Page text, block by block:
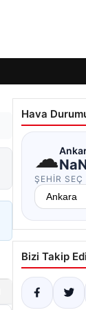
Hava
☁
ŞEHIR SEÇ
Bizi Takip